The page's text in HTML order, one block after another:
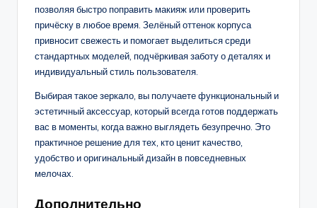
позволяя быстро поправить макияж или проверить
причёску в любое время. Зелёный оттенок корпуса
привносит свежесть и помогает выделиться среди
стандартных моделей, подчёркивая заботу о деталях и
индивидуальный стиль пользователя.
Выбирая такое зеркало, вы получаете функциональный и
эстетичный аксессуар, который всегда готов поддержать
вас в моменты, когда важно выглядеть безупречно. Это
практичное решение для тех, кто ценит качество,
удобство и оригинальный дизайн в повседневных
мелочах.
Дополнительно